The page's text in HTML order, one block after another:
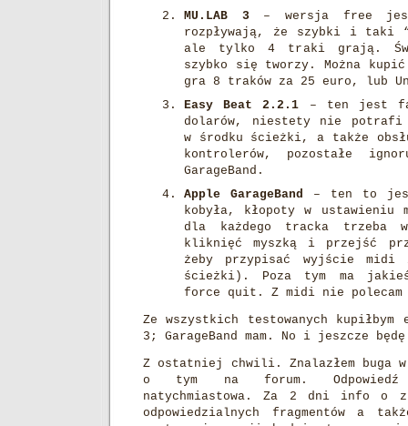
MU.LAB 3 – wersja free
rozpływają, że szybki i taki
ale tylko 4 traki grają.
szybko się tworzy. Można
gra 8 traków za 25 euro, lub
Easy Beat 2.2.1 – ten jest
dolarów, niestety nie potrafi
w środku ścieżki, a także
kontrolerów, pozostałe
GarageBand.
Apple GarageBand – ten to jest
kobyła, kłopoty w
dla każdego tracka trzeba
kliknięć myszką i przejść
żeby przypisać wyjście
ścieżki). Poza tym ma
force quit. Z midi nie polecam
Ze wszystkich testowanych kupiłbym
3; GarageBand mam. No i jeszcze
Z ostatniej chwili. Znalazłem buga w
o tym na forum.
natychmiastowa. Za 2 dni info o
odpowiedzialnych fragmentów a